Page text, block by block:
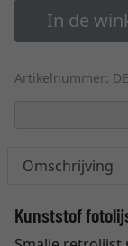
In de
Artikelnummer:
Omschrijving
Kunststof